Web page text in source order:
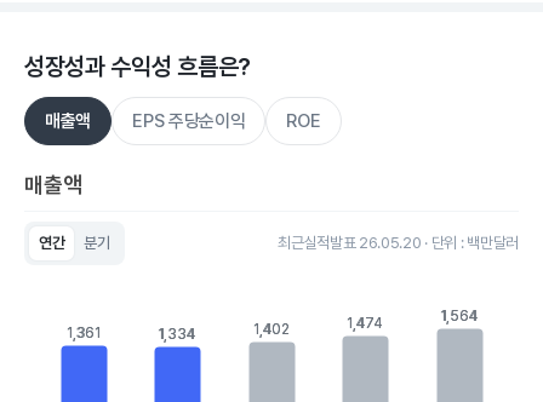
성장성과 수익성 흐름은?
매출액 EPS 주당순이익 ROE
매출액
연간 분기 최근실적발표 26.05.20 · 단위 : 백만달러
The chart has 1 X axis displaying categories.
The chart has 1 Y axis displaying values. Data ranges from
1,361
1,361 1,334
1,334 1,402
1,402 1,474
1,474 1,564
1,564